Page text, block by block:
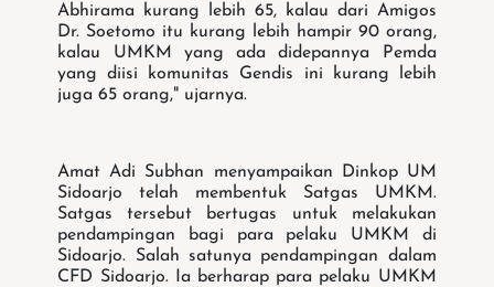
Abhirama kurang lebih 65, kalau dari Amigos
Dr. Soetomo itu kurang lebih hampir 90 orang,
kalau UMKM yang ada didepannya Pemda
yang diisi komunitas Gendis ini kurang lebih
juga 65 orang," ujarnya.
Amat Adi Subhan menyampaikan Dinkop UM
Sidoarjo telah membentuk Satgas UMKM.
Satgas tersebut bertugas untuk melakukan
pendampingan bagi para pelaku UMKM di
Sidoarjo. Salah satunya pendampingan dalam
CFD Sidoarjo. Ia berharap para pelaku UMKM